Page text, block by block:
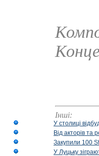
Інші:
У столиці
Від акторів та
Закупили 100
У Луцьку